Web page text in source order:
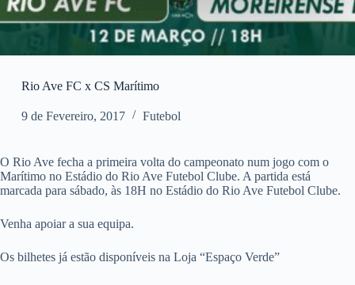
Rio Ave FC x CS Marítimo
9 de Fevereiro, 2017 Futebol
O Rio Ave fecha a primeira volta do campeonato num jogo com o
Marítimo no Estádio do Rio Ave Futebol Clube. A partida está
marcada para sábado, às 18H no Estádio do Rio Ave Futebol Clube.
Venha apoiar a sua equipa.
Os bilhetes já estão disponíveis na Loja “Espaço Verde”